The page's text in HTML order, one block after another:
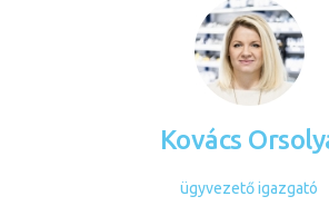
Kovács
ügyvezető igazgató